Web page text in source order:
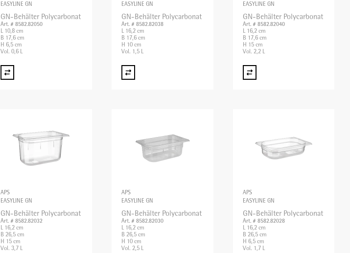
EASYLINE GN
GN-Behälter Polycarbonat
Art. # 8582.82050
L 10,8 cm
B 17,6 cm
H 6,5 cm
Vol. 0,6 L
EASYLINE GN
GN-Behälter Polycarbonat
Art. # 8582.82038
L 16,2 cm
B 17,6 cm
H 10 cm
Vol. 1,5 L
EASYLINE GN
GN-Behälter Polycarbonat
Art. # 8582.82040
L 16,2 cm
B 17,6 cm
H 15 cm
Vol. 2,2 L
APS
EASYLINE GN
GN-Behälter Polycarbonat
Art. # 8582.82032
L 16,2 cm
B 26,5 cm
H 15 cm
Vol. 3,7 L
APS
EASYLINE GN
GN-Behälter Polycarbonat
Art. # 8582.82030
L 16,2 cm
B 26,5 cm
H 10 cm
Vol. 2,5 L
APS
EASYLINE GN
GN-Behälter Polycarbonat
Art. # 8582.82028
L 16,2 cm
B 26,5 cm
H 6,5 cm
Vol. 1,7 L